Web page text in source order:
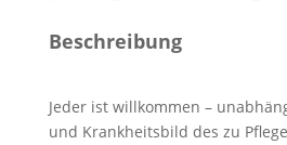
Beschreibung
Jeder ist willkommen –
und Krankheitsbild des zu